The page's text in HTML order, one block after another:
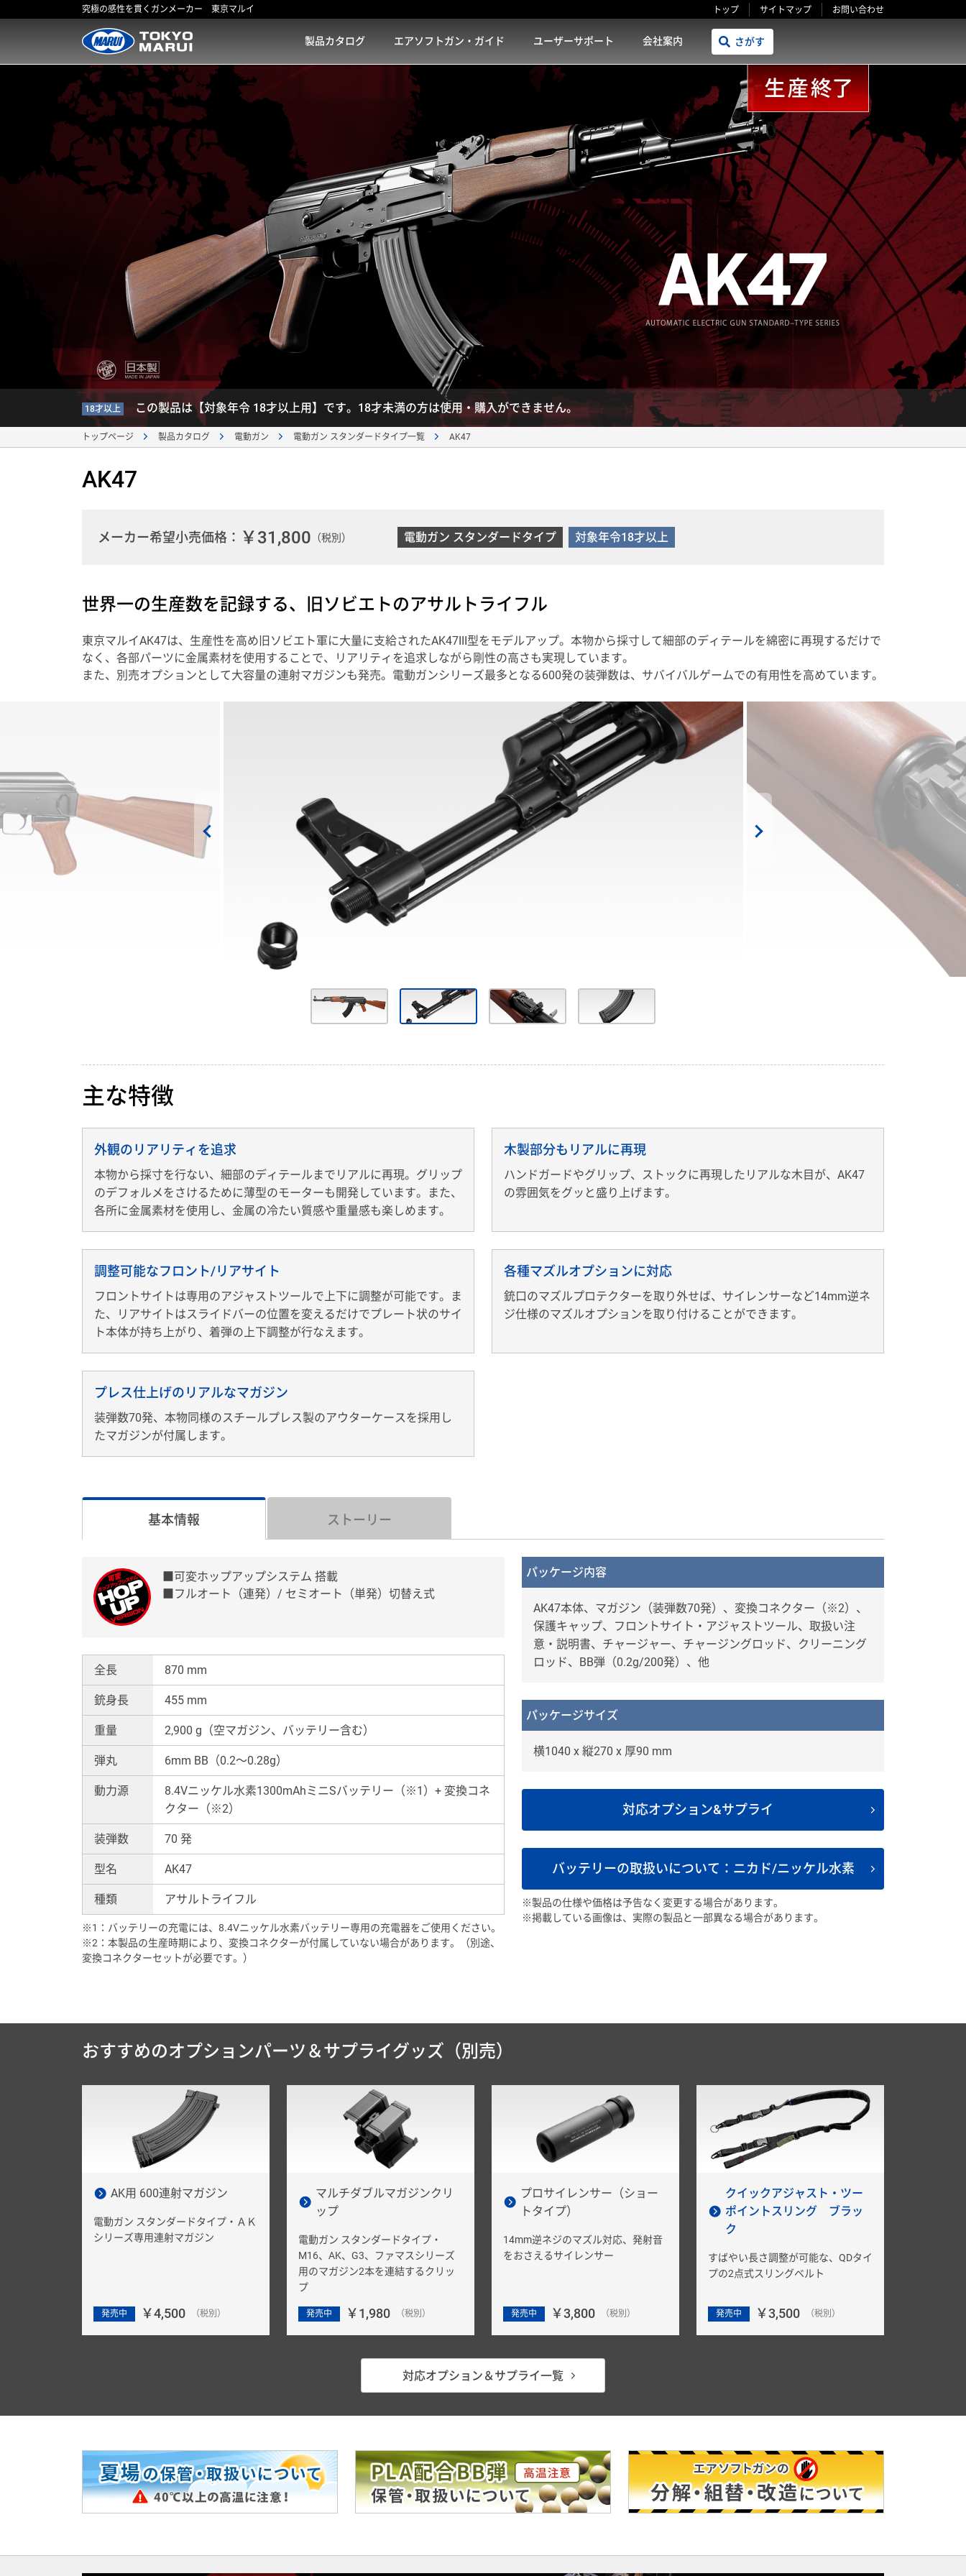
究極の感性を貫くガンメーカー 東京マルイ トップ サイトマップ お問い合わせ
製品カタログ エアソフトガン・ガイド ユーザーサポート 会社案内 さがす
18才以上 この製品は【対象年令 18才以上用】です。18才未満の方は使用・購入ができません。
トップページ 製品カタログ 電動ガン 電動ガン スタンダードタイプ一覧 AK47
AK47
メーカー希望小売価格： ￥31,800 （税別） 電動ガン スタンダードタイプ 対象年令18才以上
世界一の生産数を記録する、旧ソビエトのアサルトライフル
東京マルイAK47は、生産性を高め旧ソビエト軍に大量に支給されたAK47III型をモデルアップ。本物から採寸して細部のディテールを綿密に再現するだけで
なく、各部パーツに金属素材を使用することで、リアリティを追求しながら剛性の高さも実現しています。
また、別売オプションとして大容量の連射マガジンも発売。電動ガンシリーズ最多となる600発の装弾数は、サバイバルゲームでの有用性を高めています。
主な特徴
外観のリアリティを追求
本物から採寸を行ない、細部のディテールまでリアルに再現。グリップ
のデフォルメをさけるために薄型のモーターも開発しています。また、
各所に金属素材を使用し、金属の冷たい質感や重量感も楽しめます。
木製部分もリアルに再現
ハンドガードやグリップ、ストックに再現したリアルな木目が、AK47
の雰囲気をグッと盛り上げます。
調整可能なフロント/リアサイト
フロントサイトは専用のアジャストツールで上下に調整が可能です。ま
た、リアサイトはスライドバーの位置を変えるだけでプレート状のサイ
ト本体が持ち上がり、着弾の上下調整が行なえます。
各種マズルオプションに対応
銃口のマズルプロテクターを取り外せば、サイレンサーなど14mm逆ネ
ジ仕様のマズルオプションを取り付けることができます。
プレス仕上げのリアルなマガジン
装弾数70発、本物同様のスチールプレス製のアウターケースを採用し
たマガジンが付属します。
基本情報
■可変ホップアップシステム 搭載
■フルオート（連発）/ セミオート（単発）切替え式
全長 870 mm
銃身長 455 mm
重量 2,900 g（空マガジン、バッテリー含む）
弾丸 6mm BB（0.2〜0.28g）
動力源
8.4Vニッケル水素1300mAhミニSバッテリー（※1）+ 変換コネ
クター（※2）
装弾数 70 発
型名 AK47
種類 アサルトライフル
※1：バッテリーの充電には、8.4Vニッケル水素バッテリー専用の充電器をご使用ください。
※2：本製品の生産時期により、変換コネクターが付属していない場合があります。（別途、
変換コネクターセットが必要です。）
パッケージ内容
AK47本体、マガジン（装弾数70発）、変換コネクター（※2）、
保護キャップ、フロントサイト・アジャストツール、取扱い注
意・説明書、チャージャー、チャージングロッド、クリーニング
ロッド、BB弾（0.2g/200発）、他
パッケージサイズ
横1040 x 縦270 x 厚90 mm
対応オプション&サプライ
バッテリーの取扱いについて：ニカド/ニッケル水素
※製品の仕様や価格は予告なく変更する場合があります。
※掲載している画像は、実際の製品と一部異なる場合があります。
ストーリー
おすすめのオプションパーツ＆サプライグッズ（別売）
AK用 600連射マガジン
電動ガン スタンダードタイプ・ＡＫ
シリーズ専用連射マガジン
発売中 ￥4,500 （税別）
マルチダブルマガジンクリ
ップ
電動ガン スタンダードタイプ・
M16、AK、G3、ファマスシリーズ
用のマガジン2本を連結するクリッ
プ
発売中 ￥1,980 （税別）
プロサイレンサー（ショー
トタイプ）
14mm逆ネジのマズル対応、発射音
をおさえるサイレンサー
発売中 ￥3,800 （税別）
クイックアジャスト・ツー
ポイントスリング ブラッ
ク
すばやい長さ調整が可能な、QDタイ
プの2点式スリングベルト
発売中 ￥3,500 （税別）
対応オプション＆サプライ一覧